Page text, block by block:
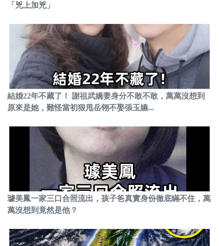
「兇上加兇」
結婚22年不藏了！ 謝祖武嬌妻身分不敢不敢，萬萬沒想到
原來是她，難怪當初狠甩岳翎不娶張玉嬿...
璩美鳳一家三口合照流出，孩子爸真實身份徹底瞞不住，萬
萬沒想到竟然是他？